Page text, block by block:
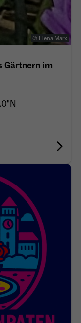
© Elena Marx
Gärtnern im